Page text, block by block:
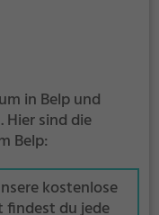
in Belp und
Hier sind die
Belp:
kostenlose
findest du jede